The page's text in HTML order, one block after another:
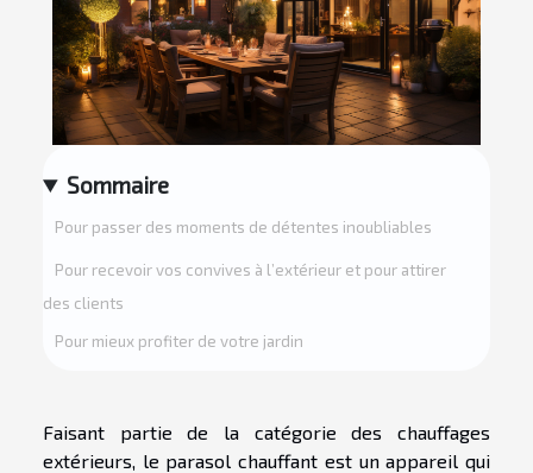
Sommaire
Pour passer des moments de détentes inoubliables
Pour recevoir vos convives à l’extérieur et pour attirer
des clients
Pour mieux profiter de votre jardin
Faisant partie de la catégorie des chauffages
extérieurs, le parasol chauffant est un appareil qui